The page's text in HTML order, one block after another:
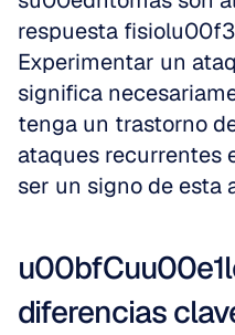
respuesta
Experimentar un
significa
tenga un trastorno
ataques recurrentes
ser un signo de
diferencias